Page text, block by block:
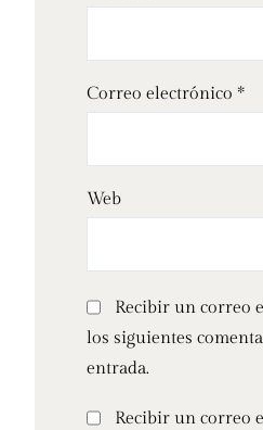
Correo electrónico *
Web
Recibir un correo
los siguientes
entrada.
Recibir un correo